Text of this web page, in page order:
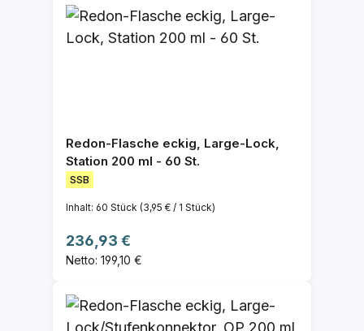
Redon-Flasche eckig, Large-Lock,
Station 200 ml - 60 St.
SSB
Inhalt: 60 Stück (3,95 € / 1 Stück)
Regulärer Preis:
236,93 €
Netto: 199,10 €